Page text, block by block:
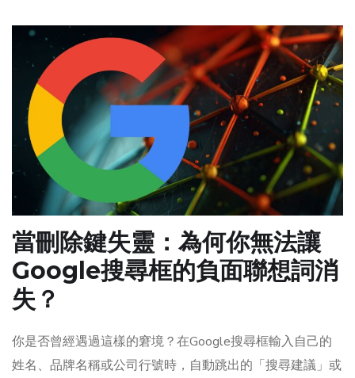
當刪除鍵失靈：為何你無法讓
Google搜尋框的負面聯想詞消
失？
你是否曾經遇過這樣的窘境？在Google搜尋框輸入自己的
姓名、品牌名稱或公司行號時，自動跳出的「搜尋建議」或